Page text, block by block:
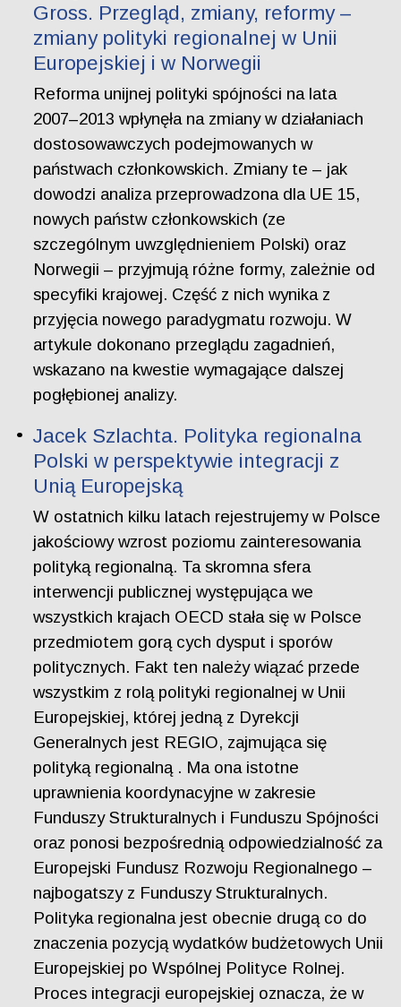
Gross. Przegląd, zmiany, reformy –
zmiany polityki regionalnej w Unii
Europejskiej i w Norwegii
Reforma unijnej polityki spójności na lata
2007–2013 wpłynęła na zmiany w działaniach
dostosowawczych podejmowanych w
państwach członkowskich. Zmiany te – jak
dowodzi analiza przeprowadzona dla UE 15,
nowych państw członkowskich (ze
szczególnym uwzględnieniem Polski) oraz
Norwegii – przyjmują różne formy, zależnie od
specyfiki krajowej. Część z nich wynika z
przyjęcia nowego paradygmatu rozwoju. W
artykule dokonano przeglądu zagadnień,
wskazano na kwestie wymagające dalszej
pogłębionej analizy.
Jacek Szlachta. Polityka regionalna
Polski w perspektywie integracji z
Unią Europejską
W ostatnich kilku latach rejestrujemy w Polsce
jakościowy wzrost poziomu zainteresowania
polityką regionalną. Ta skromna sfera
interwencji publicznej występująca we
wszystkich krajach OECD stała się w Polsce
przedmiotem gorą cych dysput i sporów
politycznych. Fakt ten należy wiązać przede
wszystkim z rolą polityki regionalnej w Unii
Europejskiej, której jedną z Dyrekcji
Generalnych jest REGIO, zajmująca się
polityką regionalną . Ma ona istotne
uprawnienia koordynacyjne w zakresie
Funduszy Strukturalnych i Funduszu Spójności
oraz ponosi bezpośrednią odpowiedzialność za
Europejski Fundusz Rozwoju Regionalnego –
najbogatszy z Funduszy Strukturalnych.
Polityka regionalna jest obecnie drugą co do
znaczenia pozycją wydatków budżetowych Unii
Europejskiej po Wspólnej Polityce Rolnej.
Proces integracji europejskiej oznacza, że w